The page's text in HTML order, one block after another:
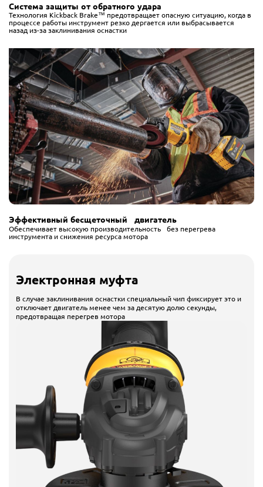
Система защиты от обратного удара
Технология Kickback Brake™ предотвращает опасную ситуацию, когда в
процессе работы инструмент резко дергается или выбрасывается
назад из-за заклинивания оснастки
Эффективный бесщеточный двигатель
Обеспечивает высокую производительность без перегрева
инструмента и снижения ресурса мотора
Электронная муфта
В случае заклинивания оснастки специальный чип фиксирует это и
отключает двигатель менее чем за десятую долю секунды,
предотвращая перегрев мотора